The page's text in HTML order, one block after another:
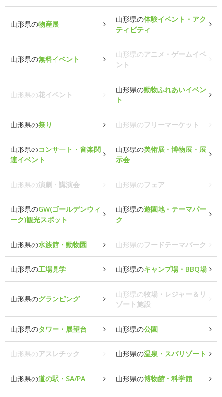
山形県の物産展
山形県の体験イベント・アク
ティビティ
山形県の無料イベント
山形県のアニメ・ゲームイベ
ント
山形県の花イベント
山形県の動物ふれあいイベン
ト
山形県の祭り 山形県のフリーマーケット
山形県のコンサート・音楽関
連イベント
山形県の美術展・博物展・展
示会
山形県の演劇・講演会 山形県のフェア
山形県のGW(ゴールデンウィ
ーク)観光スポット
山形県の遊園地・テーマパー
ク
山形県の水族館・動物園 山形県のフードテーマパーク
山形県の工場見学 山形県のキャンプ場・BBQ場
山形県のグランピング
山形県の牧場・レジャー＆リ
ゾート施設
山形県のタワー・展望台 山形県の公園
山形県のアスレチック 山形県の温泉・スパリゾート
山形県の道の駅・SA/PA 山形県の博物館・科学館